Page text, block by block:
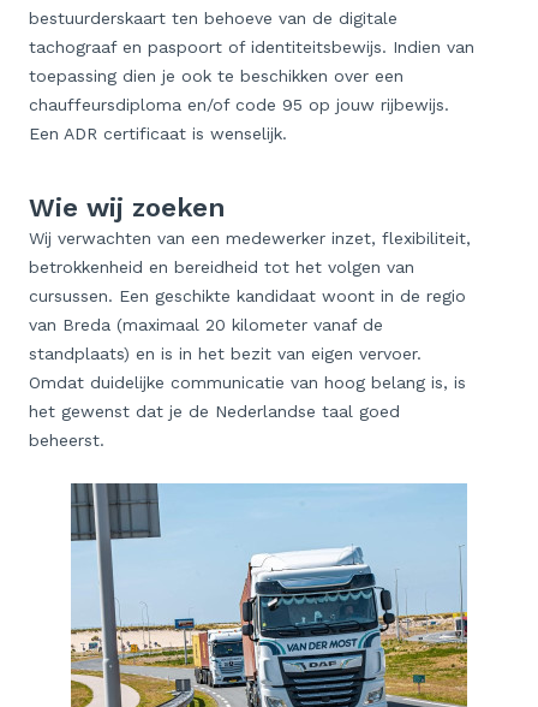
bestuurderskaart ten behoeve van de digitale
tachograaf en paspoort of identiteitsbewijs. Indien van
toepassing dien je ook te beschikken over een
chauffeursdiploma en/of code 95 op jouw rijbewijs.
Een ADR certificaat is wenselijk.
Wie wij zoeken
Wij verwachten van een medewerker inzet, flexibiliteit,
betrokkenheid en bereidheid tot het volgen van
cursussen. Een geschikte kandidaat woont in de regio
van Breda (maximaal 20 kilometer vanaf de
standplaats) en is in het bezit van eigen vervoer.
Omdat duidelijke communicatie van hoog belang is, is
het gewenst dat je de Nederlandse taal goed
beheerst.